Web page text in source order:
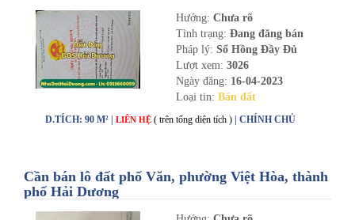
Hướng: Chưa rõ
Tình trạng: Đang đăng bán
Pháp lý: Sổ Hồng Đầy Đủ
Lượt xem: 3026
Ngày đăng: 16-04-2023
Loại tin: Bán đất
D.TÍCH: 90 M² | LIÊN HỆ ( trên tổng diện tích ) | CHÍNH CHỦ
Cần bán lô đất phố Văn, phường Việt Hòa, thành
phố Hải Dương